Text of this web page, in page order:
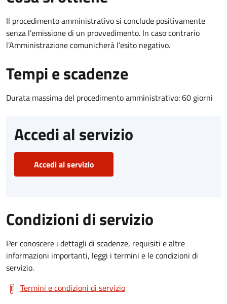
Il procedimento amministrativo si conclude positivamente
senza l’emissione di un provvedimento. In caso contrario
l’Amministrazione comunicherà l’esito negativo.
Tempi e scadenze
Durata massima del procedimento amministrativo: 60 giorni
Accedi al servizio
Accedi al servizio
Condizioni di servizio
Per conoscere i dettagli di scadenze, requisiti e altre
informazioni importanti, leggi i termini e le condizioni di
servizio.
Termini e condizioni di servizio